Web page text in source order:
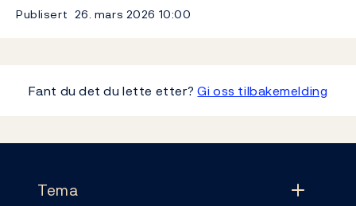
Publisert 26. mars 2026 10:00
Fant du det du lette etter?Gi oss tilbakemelding
Tema